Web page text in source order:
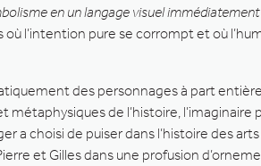
en un langage visuel
l’intention pure se corrompt et où
des personnages à part
de l’histoire, l’imaginaire
a choisi de puiser dans l’histoire des
et Gilles dans une profusion